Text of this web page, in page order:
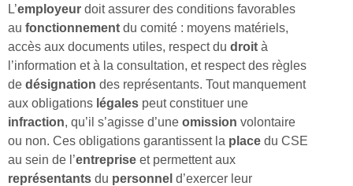
L’employeur doit assurer des conditions favorables
au fonctionnement du comité : moyens matériels,
accès aux documents utiles, respect du droit à
l’information et à la consultation, et respect des règles
de désignation des représentants. Tout manquement
aux obligations légales peut constituer une
infraction, qu’il s’agisse d’une omission volontaire
ou non. Ces obligations garantissent la place du CSE
au sein de l’entreprise et permettent aux
représentants du personnel d’exercer leur